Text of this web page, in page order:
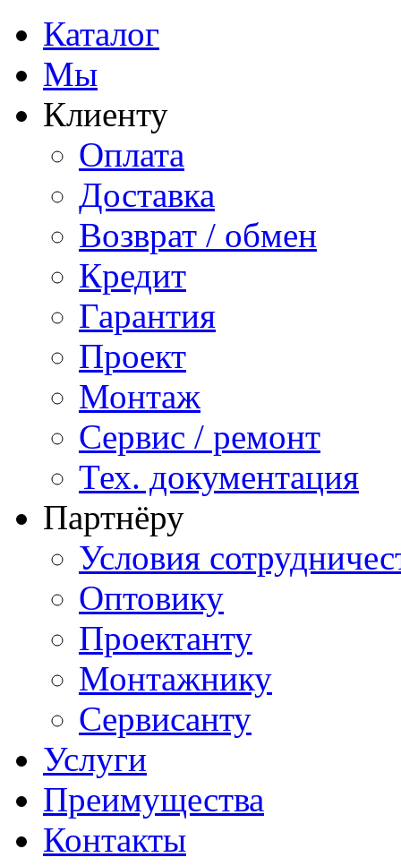
Каталог
Мы
Клиенту
Оплата
Доставка
Возврат / обмен
Кредит
Гарантия
Проект
Монтаж
Сервис / ремонт
Тех. документация
Партнёру
Условия
Оптовику
Проектанту
Монтажнику
Сервисанту
Услуги
Преимущества
Контакты